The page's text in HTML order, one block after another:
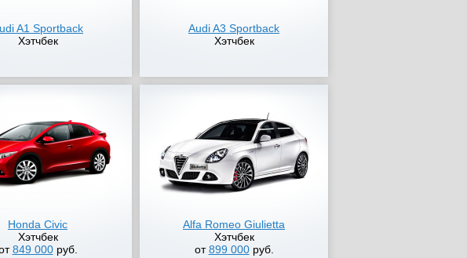
A1 Sportback
Хэтчбек
Audi A3 Sportback
Хэтчбек
Honda Civic
Хэтчбек
849 000руб.
Alfa Romeo Giulietta
Хэтчбек
от899 000руб.